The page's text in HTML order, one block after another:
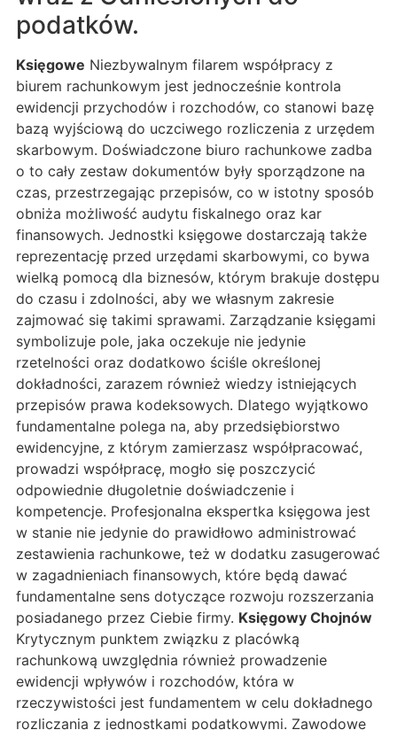
podatków.
Księgowe Niezbywalnym filarem współpracy z
biurem rachunkowym jest jednocześnie kontrola
ewidencji przychodów i rozchodów, co stanowi bazę
bazą wyjściową do uczciwego rozliczenia z urzędem
skarbowym. Doświadczone biuro rachunkowe zadba
o to cały zestaw dokumentów były sporządzone na
czas, przestrzegając przepisów, co w istotny sposób
obniża możliwość audytu fiskalnego oraz kar
finansowych. Jednostki księgowe dostarczają także
reprezentację przed urzędami skarbowymi, co bywa
wielką pomocą dla biznesów, którym brakuje dostępu
do czasu i zdolności, aby we własnym zakresie
zajmować się takimi sprawami. Zarządzanie księgami
symbolizuje pole, jaka oczekuje nie jedynie
rzetelności oraz dodatkowo ściśle określonej
dokładności, zarazem również wiedzy istniejących
przepisów prawa kodeksowych. Dlatego wyjątkowo
fundamentalne polega na, aby przedsiębiorstwo
ewidencyjne, z którym zamierzasz współpracować,
prowadzi współpracę, mogło się poszczycić
odpowiednie długoletnie doświadczenie i
kompetencje. Profesjonalna ekspertka księgowa jest
w stanie nie jedynie do prawidłowo administrować
zestawienia rachunkowe, też w dodatku zasugerować
w zagadnieniach finansowych, które będą dawać
fundamentalne sens dotyczące rozwoju rozszerzania
posiadanego przez Ciebie firmy. Księgowy Chojnów
Krytycznym punktem związku z placówką
rachunkową uwzględnia również prowadzenie
ewidencji wpływów i rozchodów, która w
rzeczywistości jest fundamentem w celu dokładnego
rozliczania z jednostkami podatkowymi. Zawodowe